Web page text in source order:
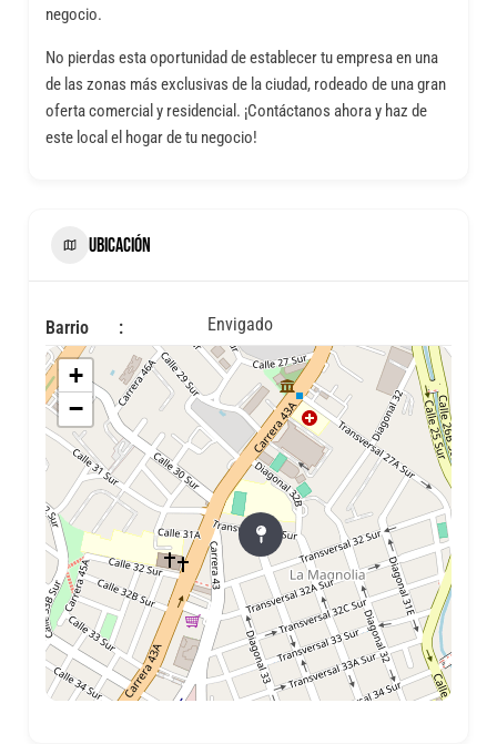
negocio.
No pierdas esta oportunidad de establecer tu empresa en una
de las zonas más exclusivas de la ciudad, rodeado de una gran
oferta comercial y residencial. ¡Contáctanos ahora y haz de
este local el hogar de tu negocio!
UBICACIÓN
Barrio Envigado
+
−